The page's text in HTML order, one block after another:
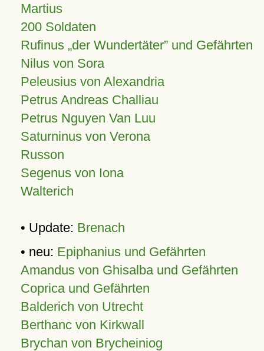
Martius
200 Soldaten
Rufinus „der Wundertäter” und Gefährten
Nilus von Sora
Peleusius von Alexandria
Petrus Andreas Challiau
Petrus Nguyen Van Luu
Saturninus von Verona
Russon
Segenus von Iona
Walterich
• Update: Brenach
• neu: Epiphanius und Gefährten
Amandus von Ghisalba und Gefährten
Coprica und Gefährten
Balderich von Utrecht
Berthanc von Kirkwall
Brychan von Brycheiniog